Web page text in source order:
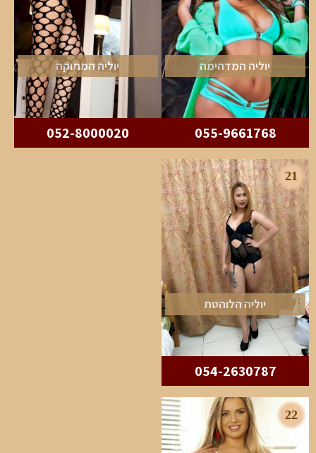
יוליה המדהימה
055-9661768
יוליה המתוקה
052-8000020
21
יוליה הלוהטת
054-2630787
22